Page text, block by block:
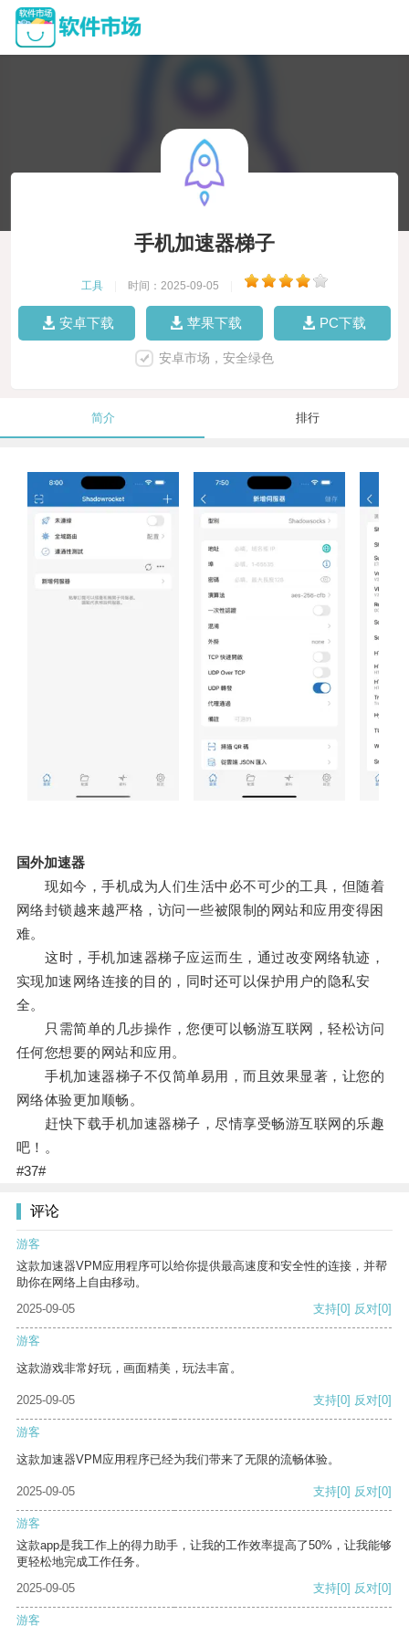
手机加速器梯子
工具 时间：2025-09-05
安卓下载 苹果下载 PC下载
安卓市场，安全绿色
简介 排行
国外加速器
现如今，手机成为人们生活中必不可少的工具，但随着
网络封锁越来越严格，访问一些被限制的网站和应用变得困
难。
这时，手机加速器梯子应运而生，通过改变网络轨迹，
实现加速网络连接的目的，同时还可以保护用户的隐私安
全。
只需简单的几步操作，您便可以畅游互联网，轻松访问
任何您想要的网站和应用。
手机加速器梯子不仅简单易用，而且效果显著，让您的
网络体验更加顺畅。
赶快下载手机加速器梯子，尽情享受畅游互联网的乐趣
吧！。
#37#
评论
游客
这款加速器VPM应用程序可以给你提供最高速度和安全性的连接，并帮
助你在网络上自由移动。
2025-09-05
支持[0] 反对[0]
游客
这款游戏非常好玩，画面精美，玩法丰富。
2025-09-05 支持[0] 反对[0]
游客
这款加速器VPM应用程序已经为我们带来了无限的流畅体验。
2025-09-05 支持[0] 反对[0]
游客
这款app是我工作上的得力助手，让我的工作效率提高了50%，让我能够
更轻松地完成工作任务。
2025-09-05
支持[0] 反对[0]
游客